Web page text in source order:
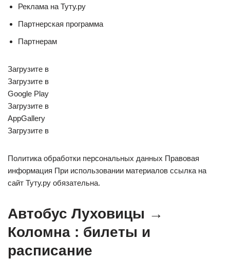
Реклама на Туту.ру
Партнерская программа
Партнерам
Загрузите в
Загрузите в
Google Play
Загрузите в
AppGallery
Загрузите в
Политика обработки персональных данных Правовая
информация При использовании материалов ссылка на
сайт Туту.ру обязательна.
Автобус Луховицы →
Коломна : билеты и
расписание